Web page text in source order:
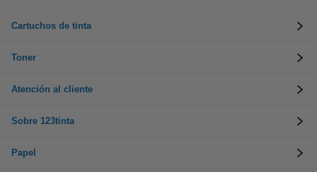
Cartuchos de tinta
Toner
Atención al cliente
Sobre 123tinta
Papel